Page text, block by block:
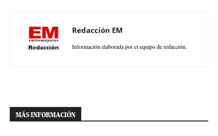
Redacción EM
Información elaborada por el equipo de redacción.
MÁS INFORMACIÓN